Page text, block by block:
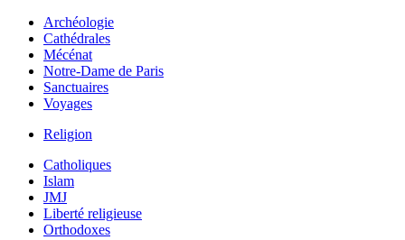
Archéologie
Cathédrales
Mécénat
Notre-Dame de Paris
Sanctuaires
Voyages
Religion
Catholiques
Islam
JMJ
Liberté religieuse
Orthodoxes